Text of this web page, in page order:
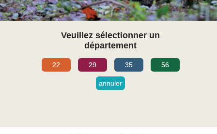
Veuillez sélectionner un
département
22 29 35 56
annuler